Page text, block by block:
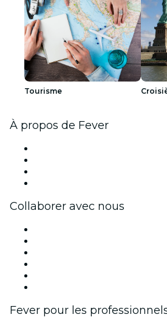
Tourisme
À propos de Fever
Collaborer avec nous
Fever pour les